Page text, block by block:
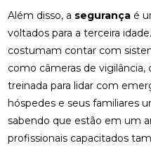
Além disso, a segurança é
voltados para a terceira
costumam contar com
como câmeras de
treinada para lidar com
hóspedes e seus familiares
sabendo que estão em um
profissionais capacitados